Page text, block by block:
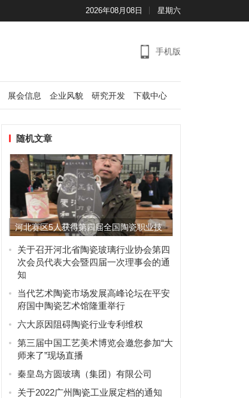
2026年08月08日 星期六
手机版
展会信息 企业风貌 研究开发 下载中心
随机文章
河北赛区5人获得第四届全国陶瓷职业技
能竞赛总决赛“全国陶瓷行...
关于召开河北省陶瓷玻璃行业协会第四
次会员代表大会暨四届一次理事会的通
知
当代艺术陶瓷市场发展高峰论坛在平安
府国中陶瓷艺术馆隆重举行
六大原因阻碍陶瓷行业专利维权
第三届中国工艺美术博览会邀您参加“大
师来了”现场直播
秦皇岛方圆玻璃（集团）有限公司
关于2022广州陶瓷工业展定档的通知